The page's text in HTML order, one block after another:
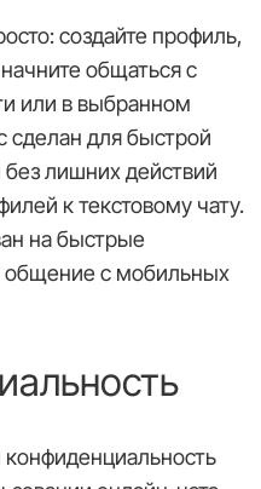
создайте профиль,
общаться с
или в выбранном
сделан для быстрой
лишних действий
к текстовому чату.
на быстрые
общение с мобильных